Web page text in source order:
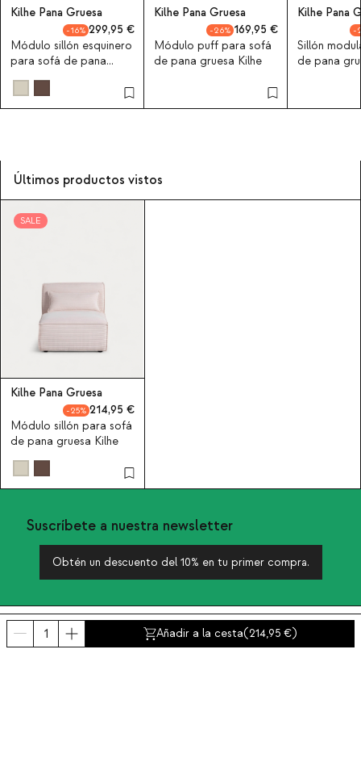
Añadir a la cesta(214,95 )
Kilhe Pana Gruesa
16
299,95
Módulo sillón esquinero
para sofá de pana
gruesa Kilhe
Kilhe Pana Gruesa
26
169,95
Módulo puff para sofá
de pana gruesa Kilhe
Kilhe Pana
Sillón
de pana
Últimos productos vistos
SALE
Kilhe Pana Gruesa
25
214,95
Módulo sillón para sofá
de pana gruesa Kilhe
Suscríbete a nuestra newsletter
Obtén un descuento del 10% en tu primer compra.
Sobre nosotros
Categorías